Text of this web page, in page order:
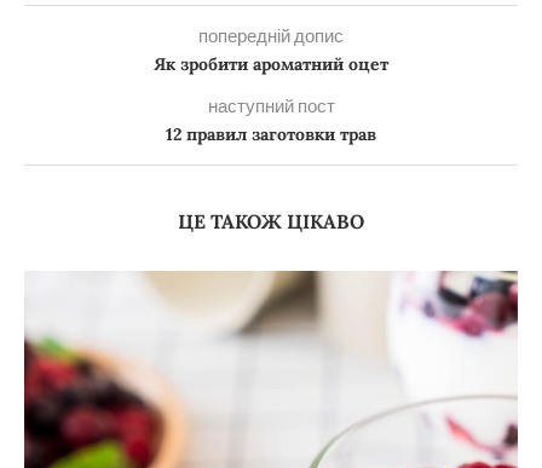
попередній допис
Як зробити ароматний оцет
наступний пост
12 правил заготовки трав
ЦЕ ТАКОЖ ЦІКАВО